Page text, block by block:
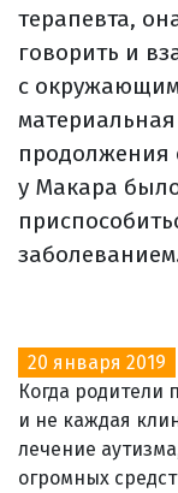
терапевта,
говорить и
с
продолжения
у Макара
20 января 2019
Когда родители
и не каждая
лечение
огромных